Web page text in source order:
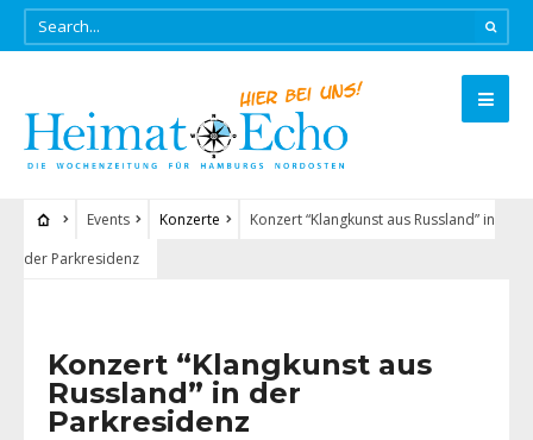
Events Konzerte
Konzert “Klangkunst aus Russland” in
der Parkresidenz
Konzert “Klangkunst aus
Russland” in der
Parkresidenz